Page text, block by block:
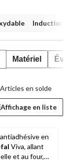
Induction
Matériel
Articles en solde
Affichage en liste
en
Viva, allant
et au four,